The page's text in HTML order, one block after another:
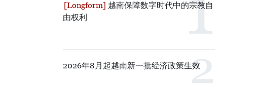
越南保障数字时代中的宗教自
由权利
2026年8月起越南新一批经济政策生效